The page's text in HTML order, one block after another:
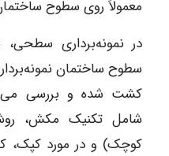
معمولاً روی سطوح
در نمونه‌برداری
سطوح ساختمان
کشت شده و بررسی
شامل تکنیک مکش،
کوچک) و در مورد کپک،